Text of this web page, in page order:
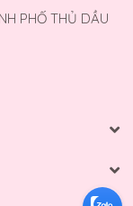
PHỐ THỦ DẦU